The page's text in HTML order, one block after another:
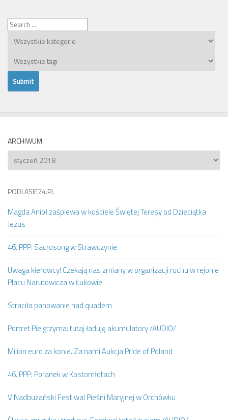
ARCHIWUM
Archiwum
PODLASIE24.PL
Magda Anioł zaśpiewa w kościele Świętej Teresy od Dzieciątka
Jezus
46. PPP: Sacrosong w Strawczynie
Uwaga kierowcy! Czekają nas zmiany w organizacji ruchu w rejonie
Placu Narutowicza w Łukowie
Straciła panowanie nad quadem
Portret Pielgrzyma: tutaj ładuję akumulatory /AUDIO/
Milion euro za konie. Za nami Aukcja Pride of Poland
46. PPP: Poranek w Kostomłotach
V Nadbużański Festiwal Pieśni Maryjnej w Orchówku